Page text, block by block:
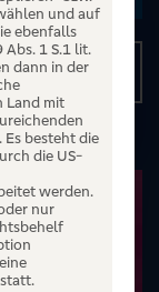
und auf
ebenfalls
1 S.1 lit.
dann in der
Land mit
besteht die
die US-
werden.
nur